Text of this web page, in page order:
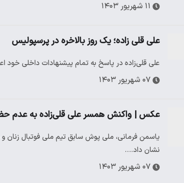
۱۱ شهریور ۱۴۰۳
علی قلی زاده؛ یک روز بالاخره در پرسپولیس
علی قلی‌زاده در پاسخ به تمام پیشنهادات داخلی خود
۰۷ شهریور ۱۴۰۳
عکس | واکنش همسر علی قلی‌زاده به عدم
یاسمن فرمانی، ملی پوش سابق تیم ملی فوتبال
نشان داد.…
۰۷ شهریور ۱۴۰۳